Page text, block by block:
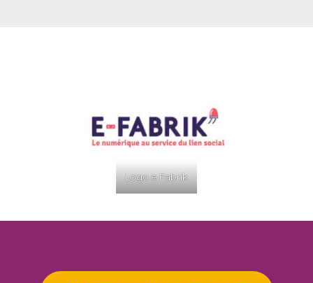
Logo e Fabrik